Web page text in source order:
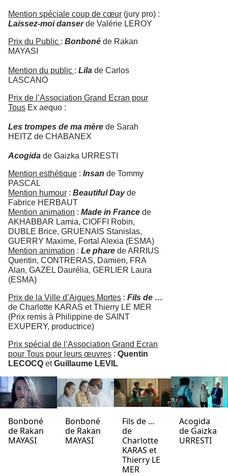
Mention spéciale coup de cœur (jury pro) :
Laissez-moi danserde Valérie LEROY
Prix du Public : Bonboné de Rakan
MAYASI
Mention du public : Lila de Carlos
LASCANO
Prix de l’Association Grand Ecran pour
Tous Ex aequo :
Les trompes de ma mère de Sarah
HEITZ de CHABANEX
Acogida de Gaizka URRESTI
Mention esthétique : Insan de Tommy
PASCAL
Mention humour : Beautiful Dayde
Fabrice HERBAUT
Mention animation : Made in France de
AKHABBAR Lamia, CIOFFI Robin,
DUBLE Brice, GRUENAIS Stanislas,
GUERRY Maxime, Fortal Alexia (ESMA)
Mention animation : Le phare de ARRIUS
Quentin, CONTRERAS, Damien, FRA
Alan, GAZEL Daurélia, GERLIER Laura
(ESMA)
Prix de la Ville d’Aigues Mortes : Fils de …
de Charlotte KARAS et Thierry LE MER
(Prix remis à Philippine de SAINT
EXUPERY, productrice)
Prix spécial de l’Association Grand Ecran
pour Tous pour leurs œuvres : Quentin
LECOCQ etGuillaume LEVIL
Bonboné
de Rakan
MAYASI
Bonboné
de Rakan
MAYASI
Fils de ...
de
Charlotte
KARAS et
Thierry LE
MER
Acogida
de Gaizka
URRESTI